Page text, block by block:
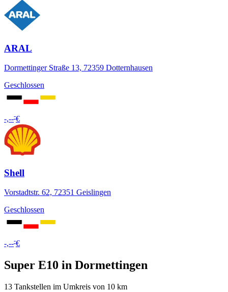
ARAL
Dormettinger Straße 13, 72359 Dotternhausen
Geschlossen
-,---€
Shell
Vorstadtstr. 62, 72351 Geislingen
Geschlossen
-,---€
Super E10 in Dormettingen
13 Tankstellen im Umkreis von 10 km